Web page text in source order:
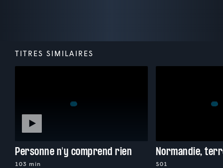
TITRES SIMILAIRES
Personne n'y comprend rien
103 min
Normandie,
S01